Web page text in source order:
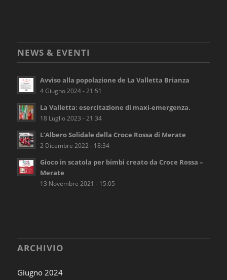
NEWS & EVENTI
Avviso alla popolazione de La Valletta Brianza
4 Giugno 2024 - 21:51
La Valletta: esercitazione di maxi-emergenza.
18 Luglio 2023 - 21:34
L’Albero Solidale della Croce Rossa di Merate
2 Dicembre 2022 - 18:34
Gioco in scatola per bimbi creato da Croce Rossa –
Merate
13 Novembre 2021 - 15:05
ARCHIVIO
Giugno 2024